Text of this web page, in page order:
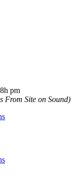
pm
From Site on Sound)